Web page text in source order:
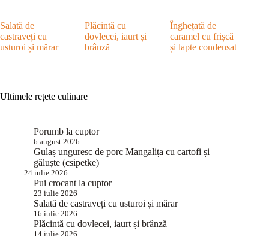
Salată de
castraveți cu
usturoi și mărar
Plăcintă cu
dovlecei, iaurt și
brânză
Înghețată de
caramel cu frișcă
și lapte condensat
Ultimele rețete culinare
Porumb la cuptor
6 august 2026
Gulaș unguresc de porc Mangalița cu cartofi și
găluște (csipetke)
24 iulie 2026
Pui crocant la cuptor
23 iulie 2026
Salată de castraveți cu usturoi și mărar
16 iulie 2026
Plăcintă cu dovlecei, iaurt și brânză
14 iulie 2026